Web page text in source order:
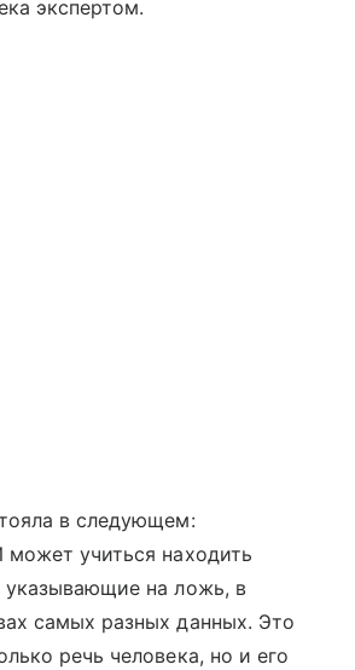
экспертом.
в следующем:
может учиться находить
указывающие на ложь, в
самых разных данных. Это
речь человека, но и его